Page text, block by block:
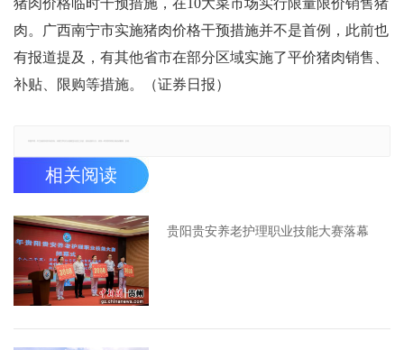
猪肉价格临时干预措施，在10大菜市场实行限量限价销售猪
肉。广西南宁市实施猪肉价格干预措施并不是首例，此前也
有报道提及，有其他省市在部分区域实施了平价猪肉销售、
补贴、限购等措施。（证券日报）
相关阅读
贵阳贵安养老护理职业技能大赛落幕